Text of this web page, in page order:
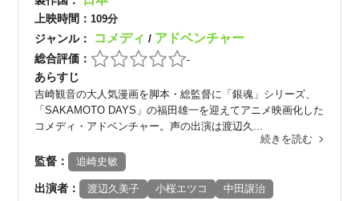
上映時間： 109分
ジャンル： コメディ/ アドベンチャー
総合評価： -
あらすじ
吉崎観音の大人気漫画を脚本・総監督に「銀魂」シリーズ、
「SAKAMOTO DAYS」の福田雄一を迎えてアニメ映画化した
コメディ・アドベンチャー。声の出演は渡辺久...
続きを読む
監督： 追崎史敏
出演者： 渡辺久美子 小桜エツコ 中田譲治